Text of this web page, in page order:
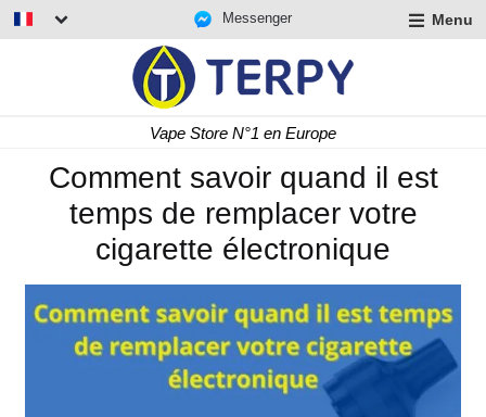
Messenger Menu
Livraison rapide 24/48 h
Comment savoir quand il est
temps de remplacer votre
cigarette électronique